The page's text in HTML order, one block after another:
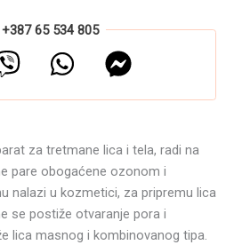
65 534 805
za tretmane lica i tela, radi na
pare obogaćene ozonom i
nalazi u kozmetici, za pripremu lica
se postiže otvaranje pora i
lica masnog i kombinovanog tipa.